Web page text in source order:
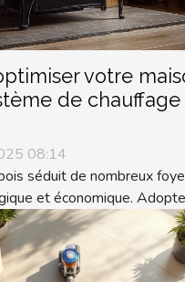
votre
de chauffage
08:14
séduit de nombreux
et économique.